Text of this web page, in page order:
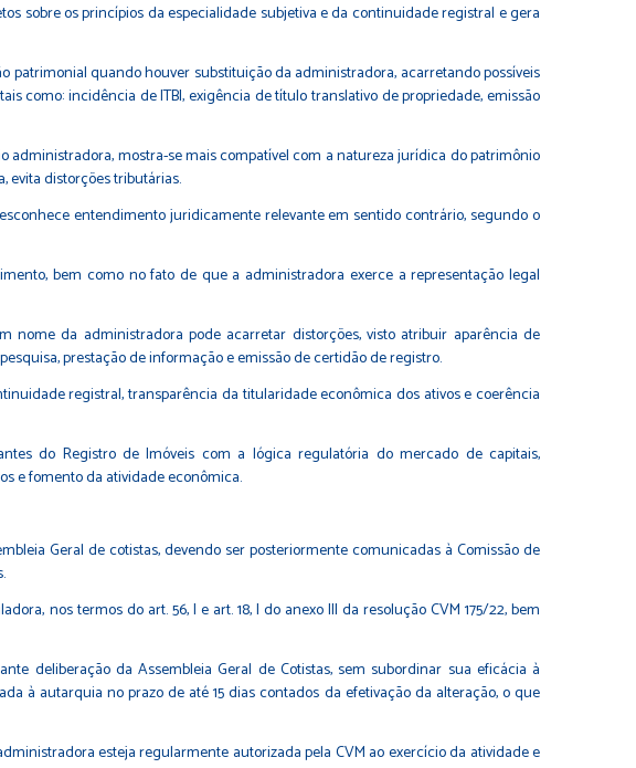
sobre os princípios da especialidade subjetiva e da continuidade registral e gera
quando houver substituição da administradora, acarretando possíveis
como: incidência de ITBI, exigência de título translativo de propriedade, emissão
mostra-se mais compatível com a natureza jurídica do patrimônio
evita distorções tributárias.
entendimento juridicamente relevante em sentido contrário, segundo o
bem como no fato de que a administradora exerce a representação legal
da administradora pode acarretar distorções, visto atribuir aparência de
prestação de informação e emissão de certidão de registro.
registral, transparência da titularidade econômica dos ativos e coerência
do Registro de Imóveis com a lógica regulatória do mercado de capitais,
e fomento da atividade econômica.
Geral de cotistas, devendo ser posteriormente comunicadas à Comissão de
nos termos do art. 56, I e art. 18, I do anexo III da resolução CVM 175/22, bem
deliberação da Assembleia Geral de Cotistas, sem subordinar sua eficácia à
à autarquia no prazo de até 15 dias contados da efetivação da alteração, o que
esteja regularmente autorizada pela CVM ao exercício da atividade e